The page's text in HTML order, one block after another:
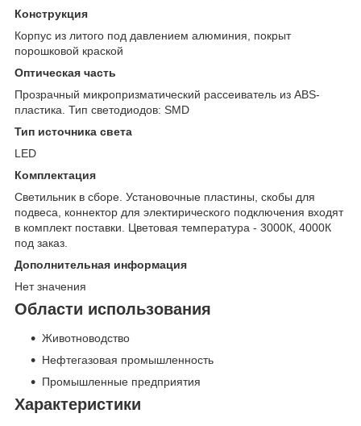
Конструкция
Корпус из литого под давлением алюминия, покрыт
порошковой краской
Оптическая часть
Прозрачный микропризматический рассеиватель из ABS-
пластика. Тип светодиодов: SMD
Тип источника света
LED
Комплектация
Светильник в сборе. Установочные пластины, скобы для
подвеса, коннектор для электирического подключения входят
в комплект поставки. Цветовая температура - 3000К, 4000К
под заказ.
Дополнительная информация
Нет значения
Области использования
Животноводство
Нефтегазовая промышленность
Промышленные предприятия
Характеристики